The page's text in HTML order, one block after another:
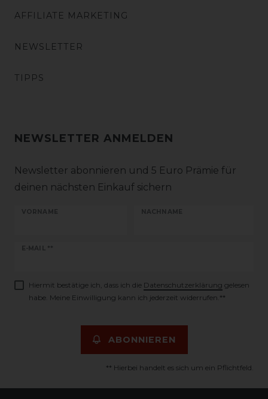
AFFILIATE MARKETING
NEWSLETTER
TIPPS
NEWSLETTER ANMELDEN
Newsletter abonnieren und 5 Euro Prämie für
deinen nächsten Einkauf sichern
VORNAME NACHNAME
E-MAIL **
Newsletter
Hiermit bestätige ich, dass ich die Daten­schutz­erklärung gelesen
habe. Meine Einwilligung kann ich jederzeit widerrufen.**
ABONNIEREN
** Hierbei handelt es sich um ein Pflichtfeld.